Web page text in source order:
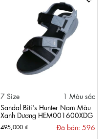
7 Size
1 Màu sắc
Sandal Biti's Hunter Nam Màu
Xanh Dương HEM001600XDG
495,000 ₫ Đã bán: 596